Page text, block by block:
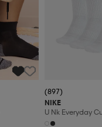
(897)
NIKE
U Nk Everyday
3pr